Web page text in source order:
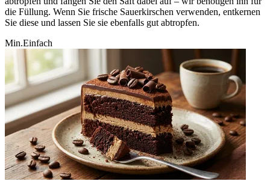
die Füllung. Wenn Sie frische Sauerkirschen verwenden, entkernen
Sie diese und lassen Sie sie ebenfalls gut abtropfen.
Min.Einfach